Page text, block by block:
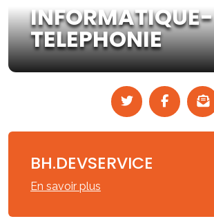
INFORMATIQUE-
TELEPHONIE
BH.DEVSERVICE
En savoir plus